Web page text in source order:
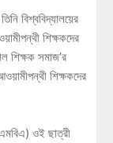
বিশ্ববিদ্যালয়ের
শিক্ষকদের
শিক্ষক সমাজ’র
শিক্ষকদের
ওই ছাত্রী